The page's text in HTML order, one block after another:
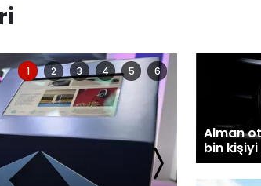
1 2 3 4 5 6
Alman
bin